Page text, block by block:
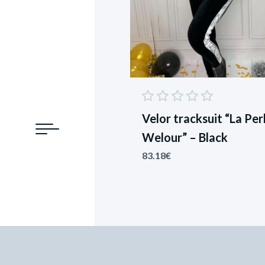
Velor tracksuit “La
Welour” – Black
83.18€